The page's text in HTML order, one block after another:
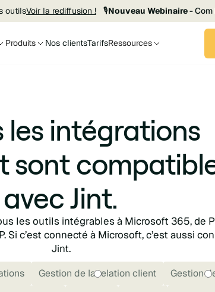
outilsVoir la rediffusion ! 🎙️Nouveau Webinaire -
Produits Nos clientsTarifsRessources
les intégrations
sont
avec Jint.
les outils intégrables à Microsoft 365, de
Si c’est connecté à Microsoft, c’est aussi
Jint.
Gestion de la relation client Gestion